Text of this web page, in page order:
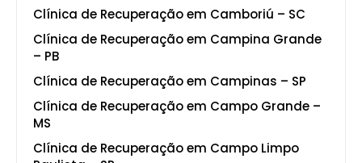
Clínica de Recuperação em Camboriú – SC
Clínica de Recuperação em Campina Grande
– PB
Clínica de Recuperação em Campinas – SP
Clínica de Recuperação em Campo Grande –
MS
Clínica de Recuperação em Campo Limpo